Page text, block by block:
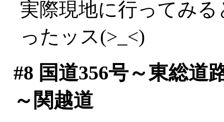
実際現地に行ってみ
ったッス(>_<)
#8 国道356号～東総道
～関越道